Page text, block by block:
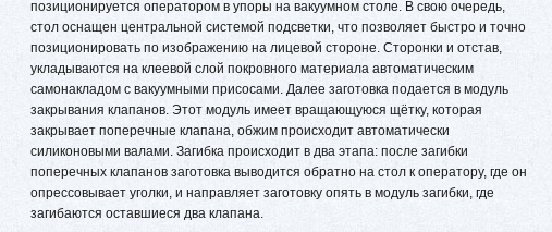
позиционируется оператором в упоры на вакуумном столе. В свою очередь,
стол оснащен центральной системой подсветки, что позволяет быстро и точно
позиционировать по изображению на лицевой стороне. Сторонки и отстав,
укладываются на клеевой слой покровного материала автоматическим
самонакладом с вакуумными присосами. Далее заготовка подается в модуль
закрывания клапанов. Этот модуль имеет вращающуюся щётку, которая
закрывает поперечные клапана, обжим происходит автоматически
силиконовыми валами. Загибка происходит в два этапа: после загибки
поперечных клапанов заготовка выводится обратно на стол к оператору, где он
опрессовывает уголки, и направляет заготовку опять в модуль загибки, где
загибаются оставшиеся два клапана.